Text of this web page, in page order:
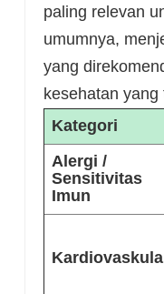
paling relevan
umumnya,
yang
kesehatan yang
Kategori
Alergi /
Sensitivitas
Imun